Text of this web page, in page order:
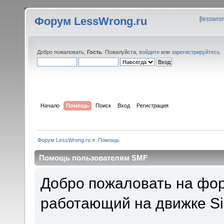
Форум LessWrong.ru [
Добро пожаловать, Гость . Пожалуйста, войдите или зарегистрируйтесь
Начало Помощь Поиск Вход Регистрация
Форум LessWrong.ru » Помощь
Помощь пользователям SMF
Добро пожаловать на
работающий на движке